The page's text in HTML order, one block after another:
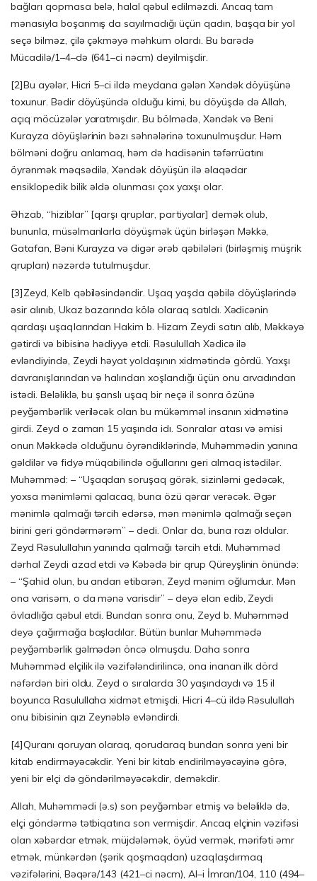
bağları qopmasa belə, halal qəbul edilməzdi. Ancaq tam
mənasıyla boşanmış da sayılmadığı üçün qadın, başqa bir yol
seçə bilməz, çilə çəkməyə məhkum olardı. Bu barədə
Mücadilə/1–4–də (641–ci nəcm) deyilmişdir.
[2]Bu ayələr, Hicri 5–ci ildə meydana gələn Xəndək döyüşünə
toxunur. Bədir döyüşündə olduğu kimi, bu döyüşdə də Allah,
açıq möcüzələr yaratmışdır. Bu bölmədə, Xəndək və Beni
Kurayza döyüşlərinin bəzı səhnələrinə toxunulmuşdur. Həm
bölməni doğru anlamaq, həm də hadisənin təfərrüatını
öyrənmək məqsədilə, Xəndək döyüşün ilə əlaqədar
ensiklopedik bilik əldə olunması çox yaxşı olar.
Əhzab, “hiziblar” [qarşı qruplar, partiyalar] demək olub,
bununla, müsəlmanlarla döyüşmək üçün birləşən Məkkə,
Gatafan, Bəni Kurayza və digər ərəb qəbilələri (birləşmiş müşrik
qrupları) nəzərdə tutulmuşdur.
[3]Zeyd, Kelb qəbiləsindəndir. Uşaq yaşda qəbilə döyüşlərində
əsir alınıb, Ukaz bazarında kölə olaraq satıldı. Xədicənin
qardaşı uşaqlarından Hakim b. Hizam Zeydi satın alıb, Məkkəyə
gətirdi və bibisinə hədiyyə etdi. Rəsulullah Xədicə ilə
evləndiyində, Zeydi həyat yoldaşının xidmətində gördü. Yaxşı
davranışlarından və halından xoşlandığı üçün onu arvadından
istədi. Beləliklə, bu şanslı uşaq bir neçə il sonra özünə
peyğəmbərlik veriləcək olan bu mükəmməl insanın xidmətinə
girdi. Zeyd o zaman 15 yaşında idı. Sonralar atası və əmisi
onun Məkkədə olduğunu öyrəndiklərində, Muhəmmədin yanına
gəldilər və fidyə müqabilində oğullarını geri almaq istədilər.
Muhəmməd: – “Uşaqdan soruşaq görək, sizinləmi gedəcək,
yoxsa mənimləmi qalacaq, buna özü qərar verəcək. Əgər
mənimlə qalmağı tərcih edərsə, mən mənimlə qalmağı seçən
birini geri göndərmərəm” – dedi. Onlar da, buna razı oldular.
Zeyd Rəsulullahın yanında qalmağı tərcih etdi. Muhəmməd
dərhal Zeydi azad etdi və Kəbədə bir qrup Qüreyşlinin önündə:
– “Şahid olun, bu andan etibarən, Zeyd mənim oğlumdur. Mən
ona varisəm, o da mənə varisdir” – deyə elan edib, Zeydi
övladlığa qəbul etdi. Bundan sonra onu, Zeyd b. Muhəmməd
deyə çağırmağa başladılar. Bütün bunlar Muhəmmədə
peyğəmbərlik gəlmədən öncə olmuşdu. Daha sonra
Muhəmməd elçilik ilə vəzifələndirilincə, ona inanan ilk dörd
nəfərdən biri oldu. Zeyd o sıralarda 30 yaşındaydı və 15 il
boyunca Rasulullaha xidmət etmişdi. Hicri 4–cü ildə Rəsulullah
onu bibisinin qızı Zeynəblə evləndirdi.
[4]Quranı qoruyan olaraq, qorudaraq bundan sonra yeni bir
kitab endirməyəcəkdir. Yeni bir kitab endirilməyəcəyinə görə,
yeni bir elçi də göndərilməyəcəkdir, deməkdir.
Allah, Muhəmmədi (ə.s) son peyğəmbər etmiş və beləliklə də,
elçi göndərmə tətbiqatına son vermişdir. Ancaq elçinin vəzifəsi
olan xəbərdar etmək, müjdələmək, öyüd vermək, mərifəti əmr
etmək, münkərdən (şərik qoşmaqdan) uzaqlaşdırmaq
vəzifələrini, Bəqərə/143 (421–ci nəcm), Al–i İmran/104, 110 (494–